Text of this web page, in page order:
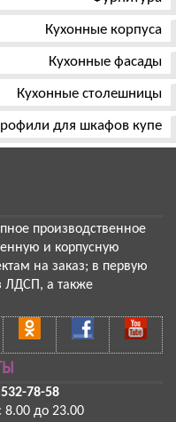
Кухонные корпуса
Кухонные фасады
Кухонные столешницы
для шкафов купе
производственное
и корпусную
на заказ; в первую
ЛДСП, а также
78-58
8.00 до 23.00